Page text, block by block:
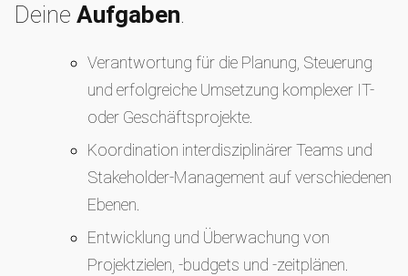
Deine Aufgaben.
Verantwortung für die Planung, Steuerung
und erfolgreiche Umsetzung komplexer IT-
oder Geschäftsprojekte.
Koordination interdisziplinärer Teams und
Stakeholder-Management auf verschiedenen
Ebenen.
Entwicklung und Überwachung von
Projektzielen, -budgets und -zeitplänen.